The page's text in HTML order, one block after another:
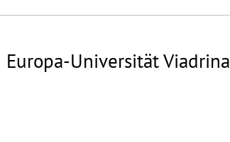
Europa-Universität Viadrina